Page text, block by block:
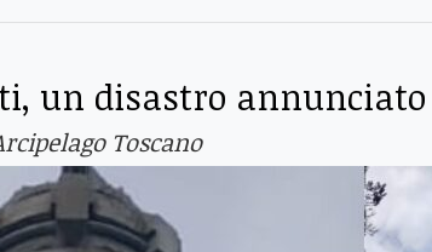
un disastro annunciato
Toscano